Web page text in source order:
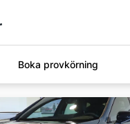
Boka provkörning